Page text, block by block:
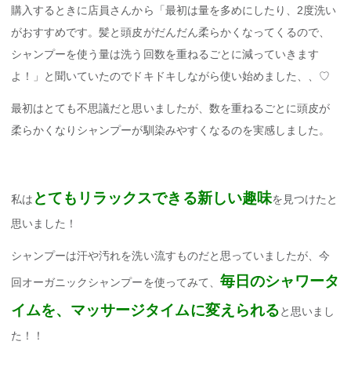
購入するときに店員さんから「最初は量を多めにしたり、2度洗い
がおすすめです。髪と頭皮がだんだん柔らかくなってくるので、
シャンプーを使う量は洗う回数を重ねるごとに減っていきます
よ！」と聞いていたのでドキドキしながら使い始めました、、♡
最初はとても不思議だと思いましたが、数を重ねるごとに頭皮が
柔らかくなりシャンプーが馴染みやすくなるのを実感しました。
私は とてもリラックスできる新しい趣味を見つけたと
思いました！
シャンプーは汗や汚れを洗い流すものだと思っていましたが、今
回オーガニックシャンプーを使ってみて、 毎日のシャワータ
イムを、マッサージタイムに変えられると思いまし
た！！